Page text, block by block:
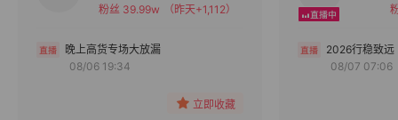
备注
分组
粉丝 39.99w
（昨天+1,112）
晚上高货专场大放漏
08/06 19:34
立即收藏
2026行稳致远
08/07 07:06